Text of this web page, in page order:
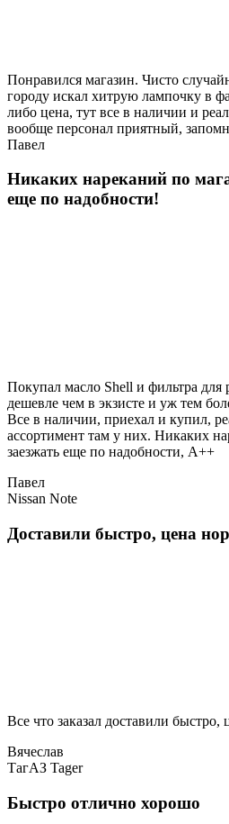
Понравился магазин. Чисто
городу искал хитрую лампочку в
либо цена, тут все в наличии и
вообще персонал приятный,
Павел
Никаких нареканий по
еще по надобности!
Покупал масло Shell и фильтра для
дешевле чем в экзисте и уж тем
Все в наличии, приехал и купил,
ассортимент там у них. Никаких
заезжать еще по надобности, A++
Павел
Nissan Note
Доставили быстро, цена
Все что заказал доставили
Вячеслав
ТагАЗ Tager
Быстро отлично хорошо